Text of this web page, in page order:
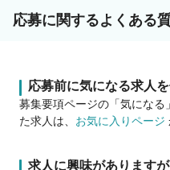
応募に関するよくある
応募前に気になる求人
募集要項ページの「気になる
た求人は、 お気に入りページ
求人に興味があります